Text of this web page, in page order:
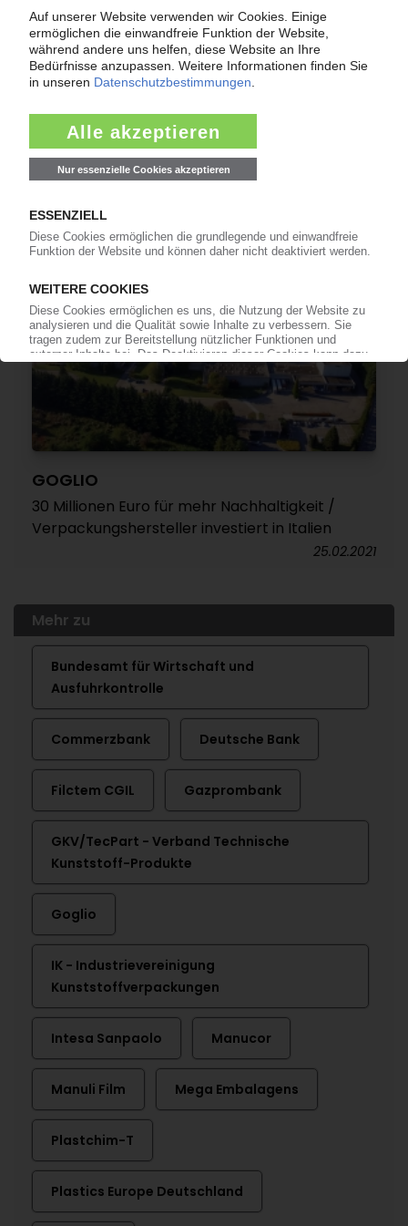
RUSSLAND
EU-Sanktionen gegen Russland treffen
Kunststoffindustrie unterschiedlich hart /
Bundesamt veröffentlicht Sanktionsliste für
Polymere
GOGLIO
30 Millionen Euro für mehr Nachhaltigkeit /
Verpackungshersteller investiert in Italien
25.02.2021
Mehr zu
Bundesamt für Wirtschaft und
Ausfuhrkontrolle
Commerzbank Deutsche Bank
Filctem CGIL Gazprombank
GKV/TecPart - Verband Technische
Kunststoff-Produkte
Goglio
IK - Industrievereinigung
Kunststoffverpackungen
Intesa Sanpaolo Manucor
Manuli Film Mega Embalagens
Plastchim-T
Plastics Europe Deutschland